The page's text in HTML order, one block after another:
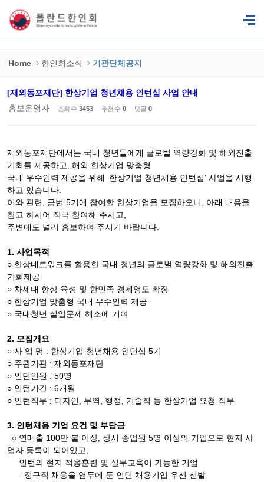
Home 한인회소식 기관단체공지
[재외동포재단] 한상기업 청년채용 인턴십 사업 안내
홍보운영자
조회 수 3453 추천 수 0 댓글 0
재외동포재단에서는 국내 청년들에게 글로벌 역량강화 및 해외진출
기회를 제공하고, 해외 한상기업 맞춤형
국내 우수인력 제공을 위해 ‘한상기업 청년채용 인턴십’ 사업을 시행
하고 있습니다.
이와 관련, 금번 5기에 참여할 한상기업을 모집하오니, 아래 내용을
참고 하시어 적극 참여해 주시고,
주변에도 널리 홍보하여 주시기 바랍니다.
1. 사업목적
○ 한상네트워크를 활용한 국내 청년의 글로벌 역량강화 및 해외진출
기회제공
○ 차세대 한상 육성 및 한민족 경제영토 확장
○ 한상기업 맞춤형 국내 우수인력 제공
○ 국내청년 실업문제 해소에 기여
2. 모집개요
○ 사 업 명 : 한상기업 청년채용 인턴십 5기
○ 주관기관 : 재외동포재단
○ 인턴인원 : 50명
○ 인턴기간 : 6개월
○ 인턴직무 : 디자인, 무역, 행정, 기술직 등 한상기업 요청 직무
3. 인턴채용 기업 요건 및 부담금
○ 연매출 100만 불 이상, 상시 종업원 5명 이상의 기업으로 현지 사
업자 등록이 되어있고,
인턴의 현지 적응훈련 및 실무교육이 가능한 기업
- 정규직 채용을 염두에 둔 인턴 채용기업 우선 선발